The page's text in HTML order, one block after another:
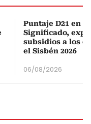
Puntaje D21 en
Significado,
subsidios a los
el Sisbén 2026
06/08/2026